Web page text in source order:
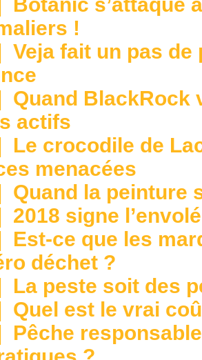
!
Veja fait un pas de
Quand BlackRock
actifs
Le crocodile de
menacées
Quand la peinture
2018 signe
Est-ce que les
déchet ?
La peste soit des
Quel est le vrai
Pêche